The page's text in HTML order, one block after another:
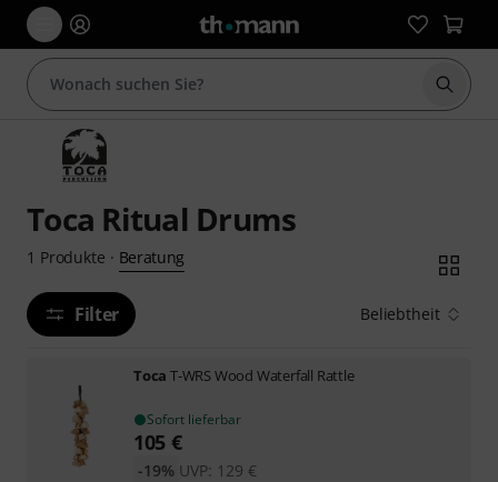
Suche
Toca Ritual Drums
1 Produkte · Beratung
Filter Beliebtheit
Toca T-WRS Wood Waterfall Rattle
Sofort lieferbar
105 €
UVP: 129 €
-19%